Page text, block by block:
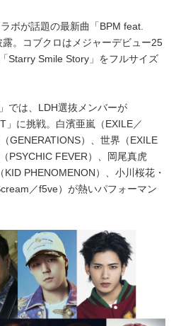
ボが話題の最新曲「BPM feat.
露。コブクロはメジャーデビュー25
Starry Smile Story」をフルサイズ
では、LDH選抜メンバーが
」に挑戦。白濱亜嵐（EXILE／
GENERATIONS）、世界（EXILE
PSYCHIC FEVER）、岡尾真虎
KID PHENOMENON）、小川桜花・
／f5ve）が熱いパフォーマン